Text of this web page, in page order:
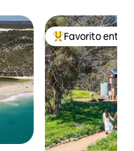
Favorito entre
Favorito entre